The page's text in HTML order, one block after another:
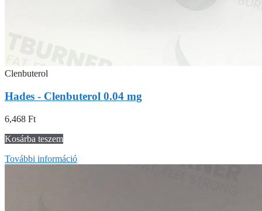
Clenbuterol
Hades - Clenbuterol 0.04 mg
6,468 Ft
Kosárba teszem
További információ